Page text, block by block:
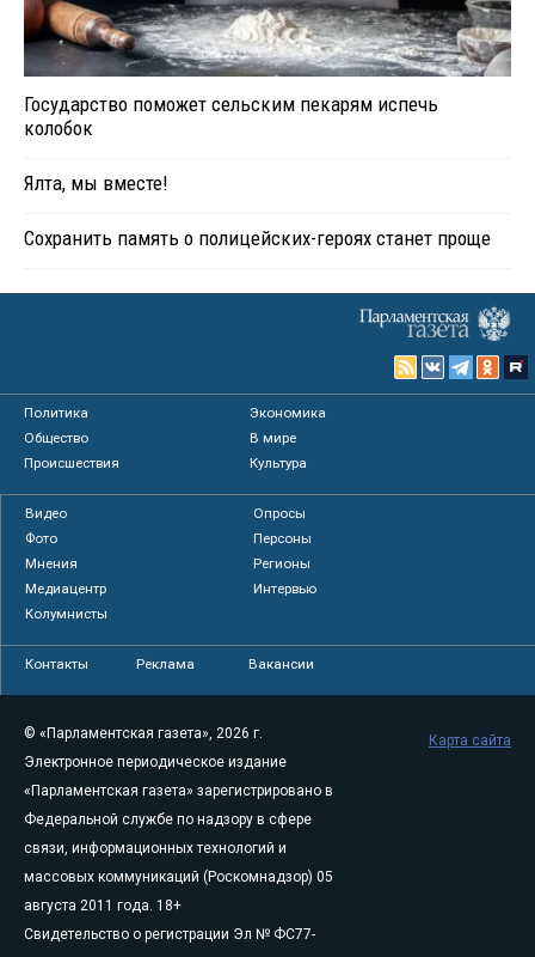
Государство поможет сельским пекарям испечь
колобок
Ялта, мы вместе!
Сохранить память о полицейских-героях станет проще
Политика
Экономика
Общество
В мире
Происшествия
Культура
Видео
Опросы
Фото
Персоны
Мнения
Регионы
Медиацентр
Интервью
Колумнисты
Контакты Реклама Вакансии
© «Парламентская газета», 2026 г.
Электронное периодическое издание
«Парламентская газета» зарегистрировано в
Федеральной службе по надзору в сфере
связи, информационных технологий и
массовых коммуникаций (Роскомнадзор) 05
августа 2011 года. 18+
Свидетельство о регистрации Эл № ФС77-
Карта сайта